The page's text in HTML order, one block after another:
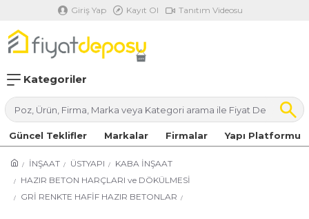
Giriş Yap Kayıt Ol Tanıtım Videosu
Kategoriler
Güncel Teklifler Markalar Firmalar Yapı Platformu
İNŞAAT ÜSTYAPI
KABA İNŞAAT
HAZIR BETON HARÇLARI ve DÖKÜLMESİ
GRİ RENKTE HAFİF HAZIR BETONLAR